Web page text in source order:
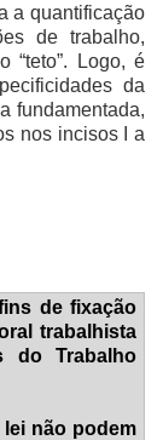
a quantificação
de trabalho,
“teto”. Logo, é
da
fundamentada,
nos incisos I a
de fixação
trabalhista
do Trabalho
não podem